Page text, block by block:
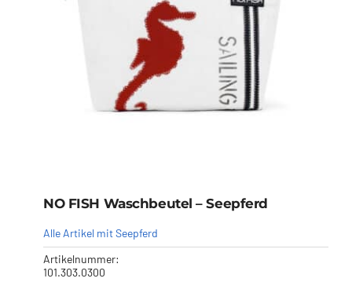
NO FISH Waschbeutel – Seepferd
Alle Artikel mit Seepferd
Artikelnummer:
101.303.0300